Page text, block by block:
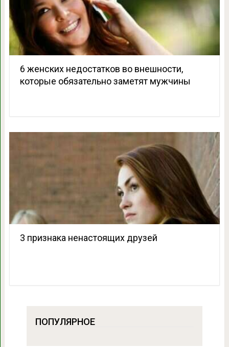
6 женских недостатков во внешности,
которые обязательно заметят мужчины
3 признака ненастоящих друзей
ПОПУЛЯРНОЕ